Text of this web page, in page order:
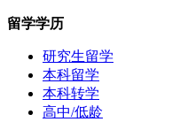
留学学历
研究生留学
本科留学
本科转学
高中/低龄